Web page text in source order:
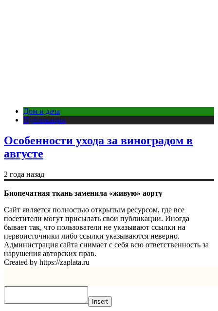
Дом и дача
Публикации
Особенности ухода за виноградом в
августе
2 года назад
Биопечатная ткань заменила «живую» аорту
Сайт является полностью открытым ресурсом, где все
посетители могут присылать свои публикации. Иногда
бывает так, что пользователи не указывают ссылки на
первоисточники либо ссылки указываются неверно.
Администрация сайта снимает с себя всю ответственность за
нарушения авторских прав.
Created by https://zaplata.ru
Insert